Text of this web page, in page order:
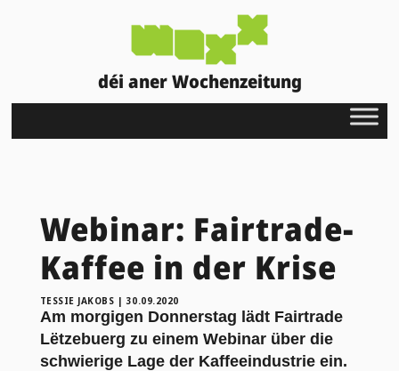
déi aner Wochenzeitung
Webinar: Fairtrade-
Kaffee in der Krise
TESSIE JAKOBS | 30.09.2020
Am morgigen Donnerstag lädt Fairtrade
Lëtzebuerg zu einem Webinar über die
schwierige Lage der Kaffeeindustrie ein.